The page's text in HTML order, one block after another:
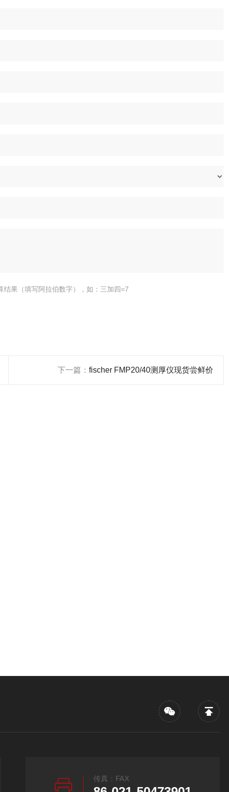
结果（填写阿拉伯数字），如：三加四=7
下一篇： fischer FMP20/40测厚仪现货尝鲜价
传真：FAX